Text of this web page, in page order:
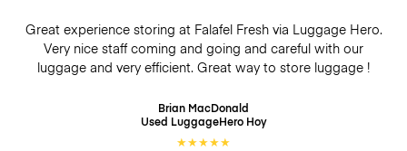
Great experience storing at Falafel Fresh via Luggage Hero.
Very nice staff coming and going and careful with our
luggage and very efficient. Great way to store luggage !
Brian MacDonald
Used LuggageHero Hoy
★★★★★